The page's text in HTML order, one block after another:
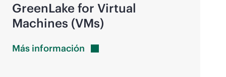
GreenLake for Virtual
Machines (VMs)
Más información